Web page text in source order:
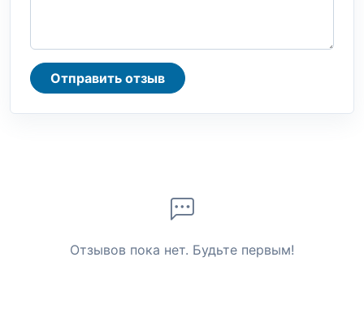
Отправить отзыв
Отзывов пока нет. Будьте первым!